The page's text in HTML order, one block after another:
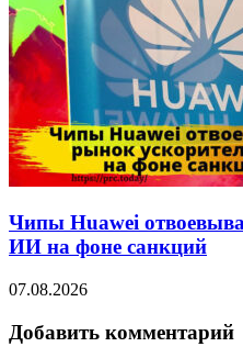
Чипы Huawei
ИИ на фоне санкций
07.08.2026
Добавить комментарий